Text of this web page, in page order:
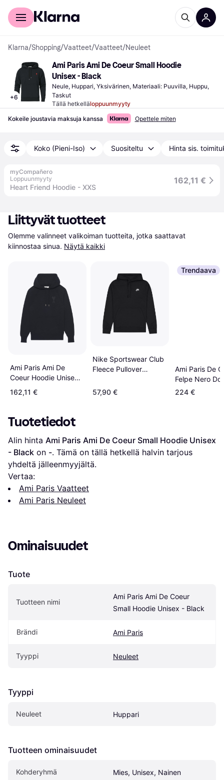
Kuluttajille
Klarna/Shopping/Vaatteet/Vaatteet/Neuleet
+6
Ami Paris Ami De Coeur Small Hoodie
Unisex - Black
Neule, Huppari, Yksivärinen, Materiaali: Puuvilla, Huppu,
Taskut
Tällä hetkelläloppuunmyyty
Kokeile joustavia maksuja kanssa
Opettele miten
Koko (Pieni-Iso) Suositeltu Hinta sis.
myCompañero
Loppuunmyyty
Heart Friend Hoodie - XXS
162,11 €
Liittyvät tuotteet
Olemme valinneet valikoiman tuotteita, jotka saattavat
kiinnostaa sinua. Näytä kaikki
Ami Paris Ami De
Coeur Hoodie Unisex -
Black
162,11 €
Nike Sportswear Club
Fleece Pullover
Black/Black/White
57,90 €
Trendaava
Ami Paris De
Felpe Nero
224 €
Tuotetiedot
Alin hinta Ami Paris Ami De Coeur Small Hoodie Unisex
- Black on -. Tämä on tällä hetkellä halvin tarjous
yhdeltä jälleenmyyjältä.
Vertaa:
Ami Paris Vaatteet
Ami Paris Neuleet
Ominaisuudet
Tuote
Tuotteen nimi
Ami Paris Ami De Coeur
Small Hoodie Unisex - Black
Brändi Ami Paris
Tyyppi Neuleet
Tyyppi
Neuleet Huppari
Tuotteen ominaisuudet
Kohderyhmä Mies, Unisex, Nainen